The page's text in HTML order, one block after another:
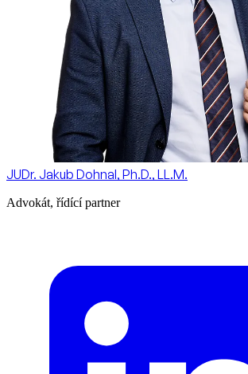
JUDr. Jakub Dohnal, Ph.D., LL.M.
Advokát, řídící partner